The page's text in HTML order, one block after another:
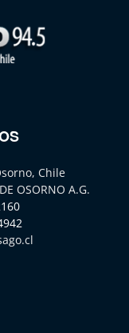
Chile
OSORNO A.G.